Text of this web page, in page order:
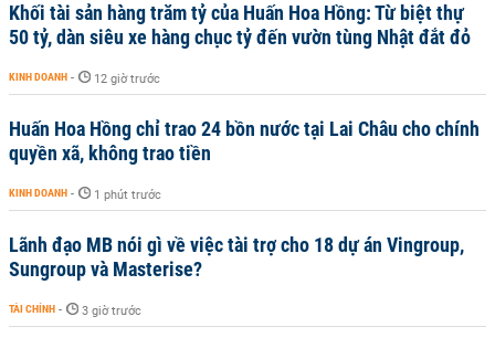
Khối tài sản hàng trăm tỷ của Huấn Hoa Hồng: Từ biệt thự
50 tỷ, dàn siêu xe hàng chục tỷ đến vườn tùng Nhật đắt đỏ
KINH DOANH - 12 giờ trước
Huấn Hoa Hồng chỉ trao 24 bồn nước tại Lai Châu cho chính
quyền xã, không trao tiền
KINH DOANH - 1 phút trước
Lãnh đạo MB nói gì về việc tài trợ cho 18 dự án Vingroup,
Sungroup và Masterise?
TÀI CHÍNH - 3 giờ trước